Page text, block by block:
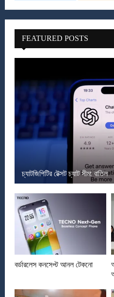
FEATURED POSTS
চ্যাটজিপিটির টেক্সট চ্যাট সীমা বাতিল
বর্ডারলেস কনসেপ্ট আনল টেকনো